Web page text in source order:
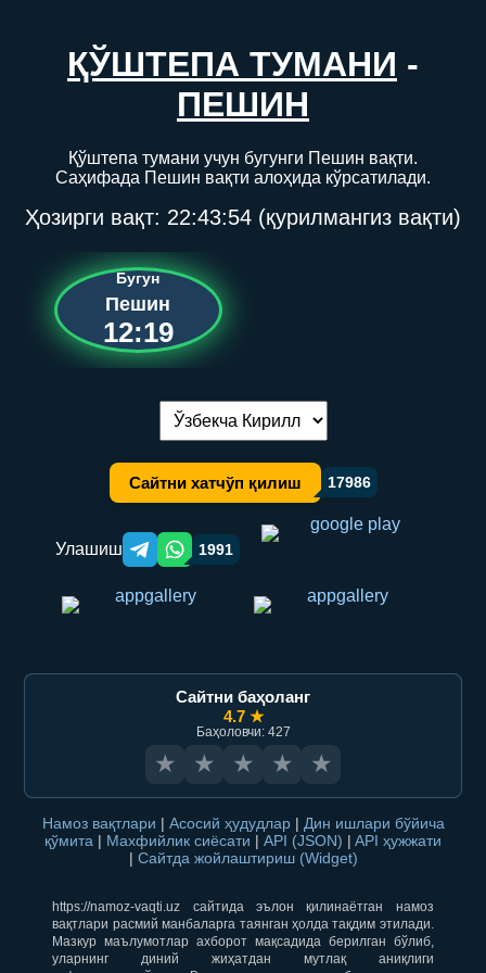
ҚЎШТЕПА ТУМАНИ -
ПЕШИН
Қўштепа тумани учун бугунги Пешин вақти.
Саҳифада Пешин вақти алоҳида кўрсатилади.
Ҳозирги вақт: 22:43:54 (қурилмангиз вақти)
Бугун
Пешин
12:19
Тилни алмаштириш:
Сайтни хатчўп қилиш 17986
Улашиш Telegram orqali ulashish
WhatsApp orqali ulashish
1991
Сайтни баҳоланг
4.7 ★
Баҳоловчи: 427
★ ★ ★ ★ ★
Намоз вақтлари | Асосий ҳудудлар | Дин ишлари бўйича
қўмита | Махфийлик сиёсати | API (JSON) | API ҳужжати
| Сайтда жойлаштириш (Widget)
https://namoz-vaqti.uz сайтида эълон қилинаётган намоз
вақтлари расмий манбаларга таянган ҳолда тақдим этилади.
Мазкур маълумотлар ахборот мақсадида берилган бўлиб,
уларнинг диний жиҳатдан мутлақ аниқлиги